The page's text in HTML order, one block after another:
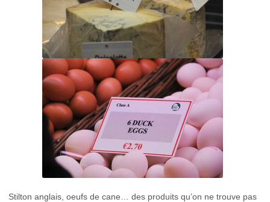
Stilton anglais, oeufs de cane… des produits qu’on ne trouve pas